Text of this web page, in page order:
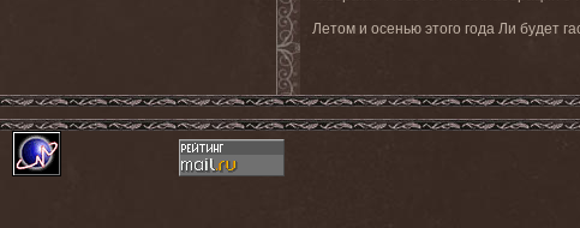
Летом и осенью этого года Ли будет